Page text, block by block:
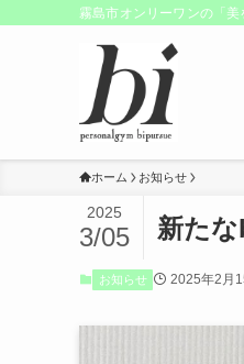
霧島市オンリーワンの「
ホーム お知らせ
新た
2025
3/05
お知らせ 2025年2月